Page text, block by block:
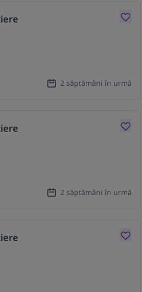
2 săptămâni în urmă
2 săptămâni în urmă